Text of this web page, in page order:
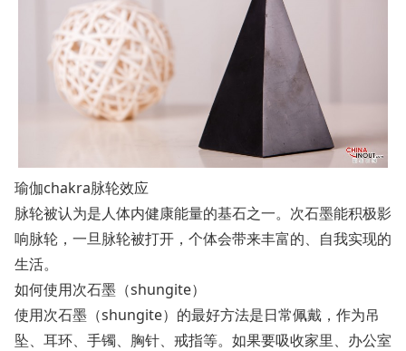
瑜伽chakra脉轮效应
脉轮被认为是人体内健康能量的基石之一。次石墨能积极影
响脉轮，一旦脉轮被打开，个体会带来丰富的、自我实现的
生活。
如何使用次石墨（shungite）
使用次石墨（shungite）的最好方法是日常佩戴，作为吊
坠、耳环、手镯、胸针、戒指等。如果要吸收家里、办公室